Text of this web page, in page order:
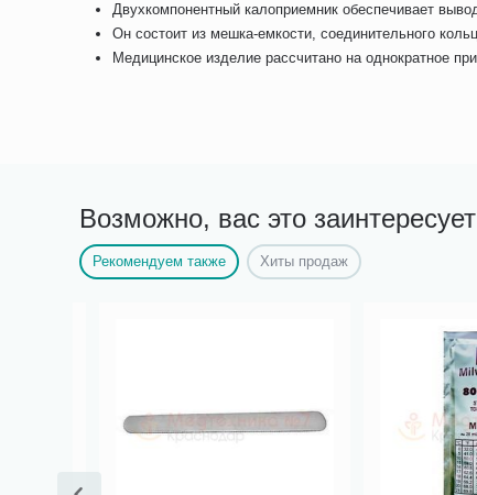
Двухкомпонентный калоприемник обеспечивает
Он состоит из мешка-емкости, соединительного
Медицинское изделие рассчитано на однократное
Возможно, вас это заинтересует
Рекомендуем также Хиты продаж